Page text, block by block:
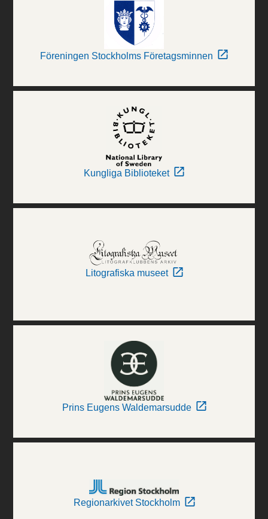
Föreningen Stockholms Företagsminnen
Kungliga Biblioteket
Litografiska museet
Prins Eugens Waldemarsudde
Regionarkivet Stockholm